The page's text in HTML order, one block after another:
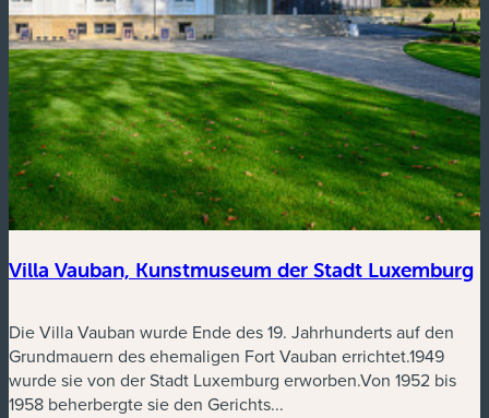
Villa Vauban, Kunstmuseum der Stadt Luxemburg
Die Villa Vauban wurde Ende des 19. Jahrhunderts auf den
Grundmauern des ehemaligen Fort Vauban errichtet.1949
wurde sie von der Stadt Luxemburg erworben.Von 1952 bis
1958 beherbergte sie den Gerichts...